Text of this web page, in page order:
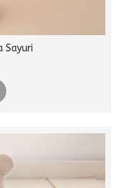
Sayuri